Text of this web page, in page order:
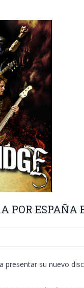
POR ESPAÑA
presentar su nuevo